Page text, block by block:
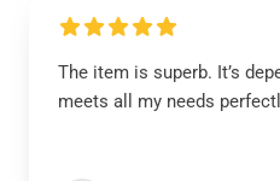
The item is superb. It’s
meets all my needs